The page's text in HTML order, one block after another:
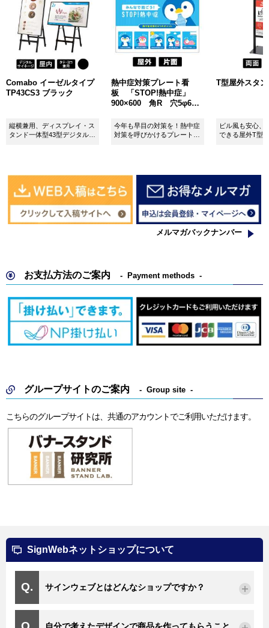
Comabo イーゼルタイプ
TP43CS3 ブラック
縦横兼用、ディスプレイ・ス
タンド一体型43型デジタルサ
熱中症対策プレート看
板 「STOP!熱中症」
900×600 角R 穴5φ6カ
今年も早目の対策を！熱中症
対策を呼びかけるプレート看
T型屋外スタ
ビル風も安心、
できる屋外T型
メルマガバックナンバー
お支払方法のご案内 Payment methods
グループサイトのご案内 Group site
こちらのグループサイトは、共通のアカウントでご利用いただけます。
SignWebネットショップについて
サインウェブとはどんなショップですか？
自分で考えたデザインで商品を作ってもらうこと